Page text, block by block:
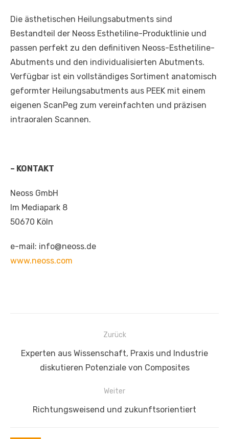
Die ästhetischen Heilungsabutments sind
Bestandteil der Neoss Esthetiline-Produktlinie und
passen perfekt zu den definitiven Neoss-Esthetiline-
Abutments und den individualisierten Abutments.
Verfügbar ist ein vollständiges Sortiment anatomisch
geformter Heilungsabutments aus PEEK mit einem
eigenen ScanPeg zum vereinfachten und präzisen
intraoralen Scannen.
– KONTAKT
Neoss GmbH
Im Mediapark 8
50670 Köln
e-mail: info@neoss.de
www.neoss.com
Beitragsnavigation
Zurück
Vorheriger
Experten aus Wissenschaft, Praxis und Industrie
diskutieren Potenziale von Composites
Weiter
Nächster
Richtungsweisend und zukunftsorientiert